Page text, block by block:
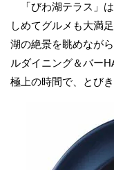
「びわ湖テラス」
しめてグルメも大満
湖の絶景を眺めなが
ルダイニング＆バー
極上の時間で、とび